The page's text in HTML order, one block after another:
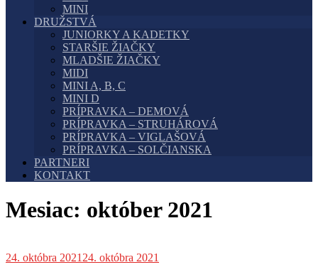
MINI
DRUŽSTVÁ
JUNIORKY A KADETKY
STARŠIE ŽIAČKY
MLADŠIE ŽIAČKY
MIDI
MINI A, B, C
MINI D
PRÍPRAVKA – DEMOVÁ
PRÍPRAVKA – STRUHÁROVÁ
PRÍPRAVKA – VIGLAŠOVÁ
PRÍPRAVKA – SOLČIANSKA
PARTNERI
KONTAKT
Mesiac: október 2021
24. októbra 2021 24. októbra 2021